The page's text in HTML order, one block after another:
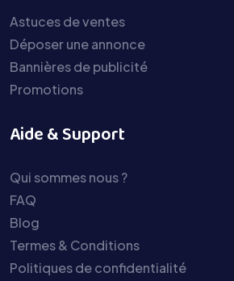
Astuces de ventes
Déposer une annonce
Bannières de publicité
Promotions
Aide & Support
Qui sommes nous ?
FAQ
Blog
Termes & Conditions
Politiques de confidentialité